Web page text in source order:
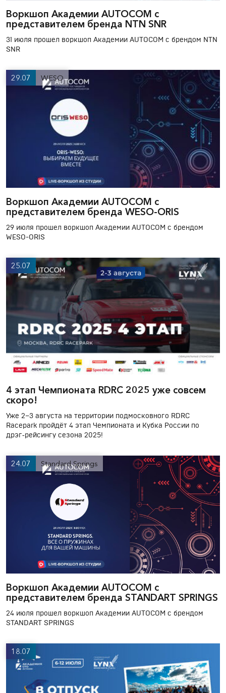
Воркшоп Академии AUTOCOM с
представителем бренда NTN SNR
31 июля прошел воркшоп Академии AUTOCOM с брендом NTN
SNR
29.07 WESO
Воркшоп Академии AUTOCOM с
представителем бренда WESO-ORIS
29 июля прошел воркшоп Академии AUTOCOM с брендом
WESO-ORIS
25.07
4 этап Чемпионата RDRC 2025 уже совсем
скоро!
Уже 2–3 августа на территории подмосковного RDRC
Racepark пройдёт 4 этап Чемпионата и Кубка России по
дрэг‑рейсингу сезона 2025!
24.07 Standard Springs
Воркшоп Академии AUTOCOM с
представителем бренда STANDART SPRINGS
24 июля прошел воркшоп Академии AUTOCOM с брендом
STANDART SPRINGS
18.07